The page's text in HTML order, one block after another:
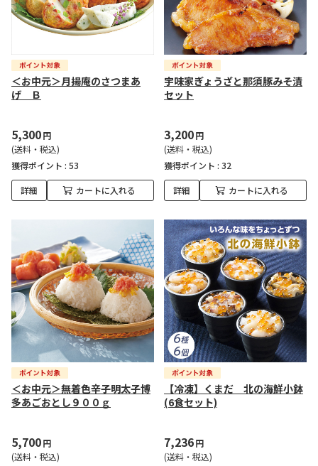
＜お中元＞月揚庵のさつまあ
げ Ｂ
5,300円
(送料・税込)
獲得ポイント : 53
詳細 カートに入れる
宇味家ぎょうざと那須豚みそ漬
セット
3,200円
(送料・税込)
獲得ポイント : 32
詳細 カートに入れる
＜お中元＞無着色辛子明太子博
多あごおとし９００ｇ
5,700円
(送料・税込)
【冷凍】くまだ 北の海鮮小鉢
(6食セット)
7,236円
(送料・税込)